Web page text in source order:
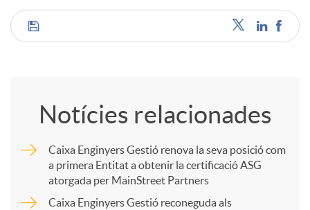
C
m
Notícies relacionades
Caixa Enginyers Gestió renova la seva posició com
a primera Entitat a obtenir la certificació ASG
atorgada per MainStreet Partners
Caixa Enginyers Gestió reconeguda als